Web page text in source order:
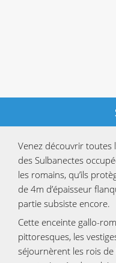
Venez découvrir toutes
des Sulbanectes
les romains, qu’ils
de 4m d’épaisseur
partie subsiste encore.
Cette enceinte gallo-
pittoresques, les
séjournèrent les rois de